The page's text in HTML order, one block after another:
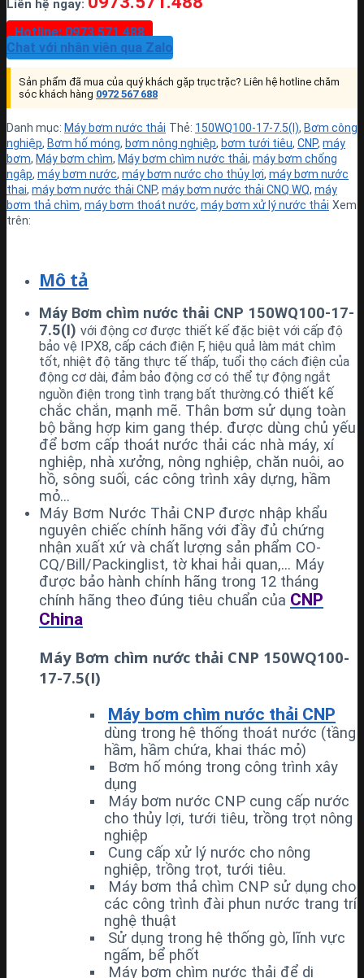
Liên hệ ngay:
Hotline: 0973 571 488
Chat với nhân viên qua Zalo
Sản phẩm đã mua của quý khách gặp trục trặc? Liên hệ hotline chăm
sóc khách hàng 0972 567 688
Danh mục: Máy bơm nước thải Thẻ: 150WQ100-17-7.5(I), Bơm công
nghiệp, Bơm hố móng, bơm nông nghiệp, bơm tưới tiêu, CNP, máy
bơm, Máy bơm chìm, Máy bơm chìm nước thải, máy bơm chống
ngập, máy bơm nước, máy bơm nước cho thủy lợi, máy bơm nước
thai, máy bơm nước thải CNP, máy bơm nước thải CNQ WQ, máy
bơm thả chìm, máy bơm thoát nước, máy bơm xử lý nước thải Xem
trên:
Mô tả
Máy Bơm chìm nước thải CNP 150WQ100-17-
7.5(I) với động cơ được thiết kế đặc biệt với cấp độ
bảo vệ IPX8, cấp cách điện F, hiệu quả làm mát chìm
tốt, nhiệt độ tăng thực tế thấp, tuổi thọ cách điện của
động cơ dài, đảm bảo động cơ có thể tự động ngắt
nguồn điện trong tình trạng bất thường.có thiết kế
chắc chắn, mạnh mẽ. Thân bơm sử dụng toàn
bộ bằng hợp kim gang thép. được dùng chủ yếu
để bơm cấp thoát nước thải các nhà máy, xí
nghiệp, nhà xưởng, nông nghiệp, chăn nuôi, ao
hồ, sông suối, các công trình xây dựng, hầm
mỏ…
Máy Bơm Nước Thải CNP được nhập khẩu
nguyên chiếc chính hãng với đầy đủ chứng
nhận xuất xứ và chất lượng sản phẩm CO-
CQ/Bill/Packinglist, tờ khai hải quan,… Máy
được bảo hành chính hãng trong 12 tháng
chính hãng theo đúng tiêu chuẩn của CNP
China
Máy Bơm chìm nước thải CNP 150WQ100-
17-7.5(I)
Máy bơm chìm nước thải CNP
dùng trong hệ thống thoát nước (tầng
hầm, hầm chứa, khai thác mỏ)
Bơm hố móng trong công trình xây
dụng
Máy bơm nước CNP cung cấp nước
cho thủy lợi, tưới tiêu, trồng trọt nông
nghiệp
Cung cấp xử lý nước cho nông
nghiệp, trồng trọt, tưới tiêu.
Máy bơm thả chìm CNP sử dụng cho
các công trình đài phun nước trang trí
nghệ thuật
Sử dụng trong hệ thống gò, lĩnh vực
ngấm, bể phốt
Máy bơm chìm nước thải để di